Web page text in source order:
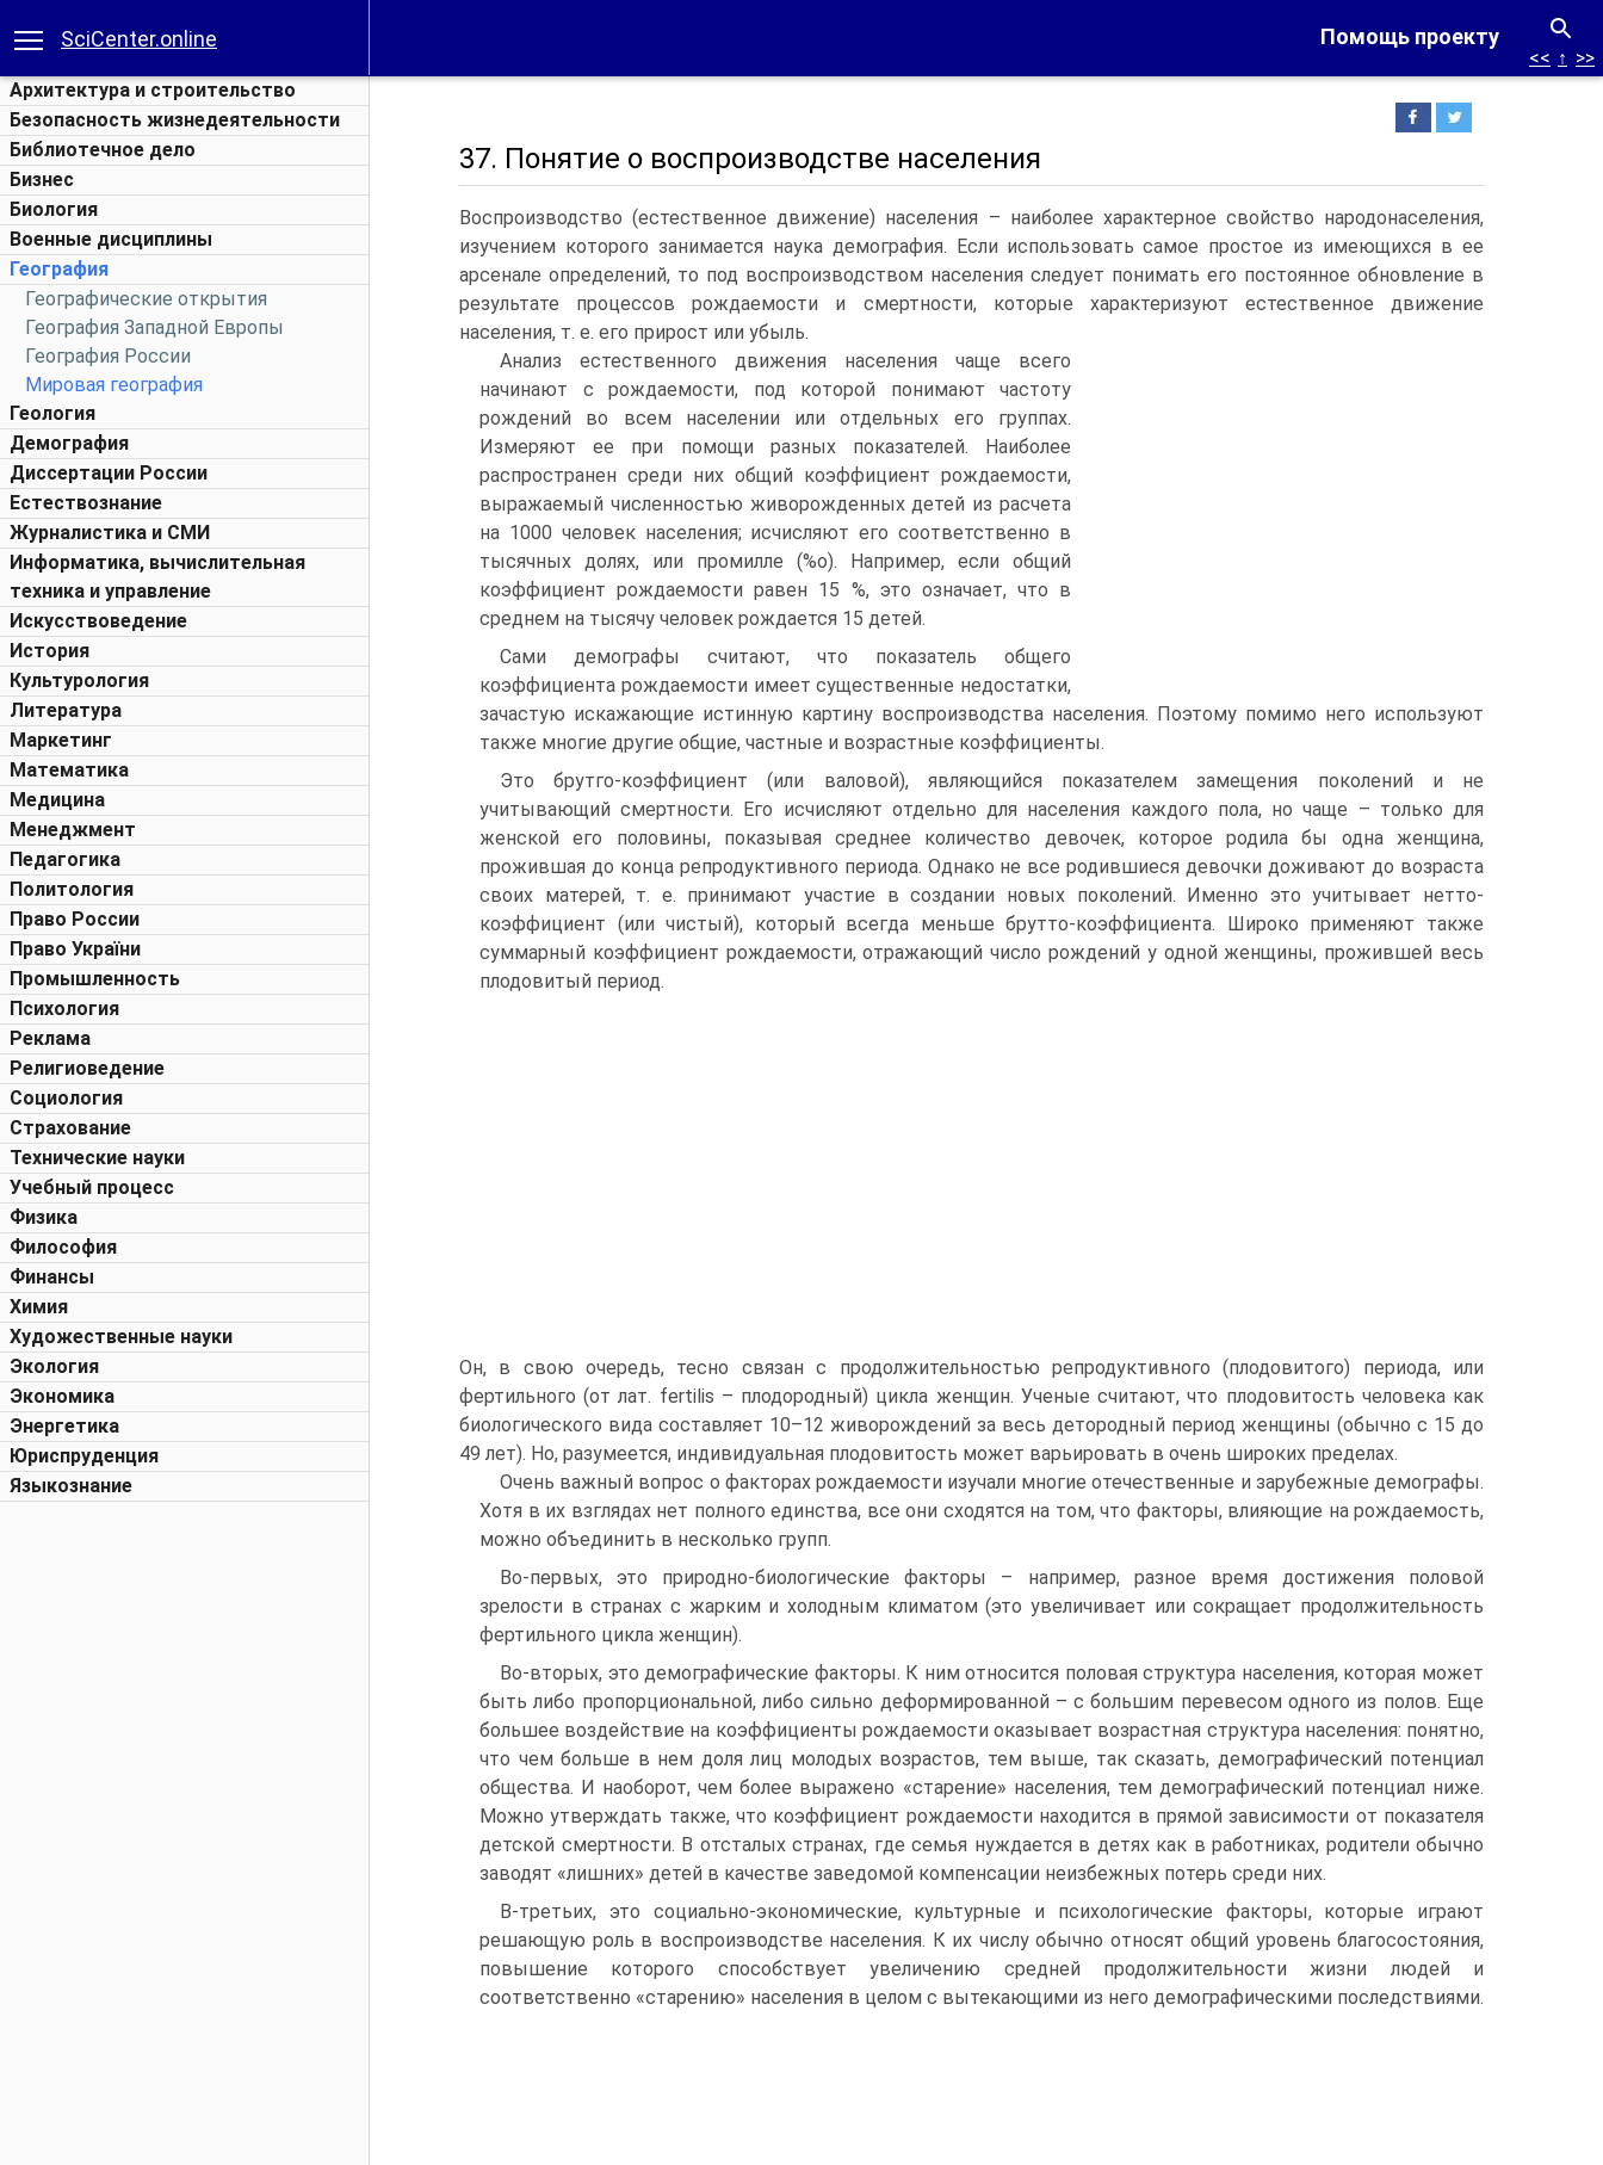
Помощь проекту
SciCenter.online
Архитектура и строительство
Безопасность жизнедеятельности
Библиотечное дело
Бизнес
Биология
Военные дисциплины
География
Географические открытия
География Западной Европы
География России
Мировая география
Геология
Демография
Диссертации России
Естествознание
Журналистика и СМИ
Информатика, вычислительная
техника и управление
Искусствоведение
История
Культурология
Литература
Маркетинг
Математика
Медицина
Менеджмент
Педагогика
Политология
Право России
Право України
Промышленность
Психология
Реклама
Религиоведение
Социология
Страхование
Технические науки
Учебный процесс
Физика
Философия
Финансы
Химия
Художественные науки
Экология
Экономика
Энергетика
Юриспруденция
Языкознание
<< ↑ >>
37. Понятие о воспроизводстве населения
Воспроизводство (естественное движение) населения – наиболее характерное свойство народонаселения,
изучением которого занимается наука демография. Если использовать самое простое из имеющихся в ее
арсенале определений, то под воспроизводством населения следует понимать его постоянное обновление в
результате процессов рождаемости и смертности, которые характеризуют естественное движение
населения, т. е. его прирост или убыль.
Анализ естественного движения населения чаще всего
начинают с рождаемости, под которой понимают частоту
рождений во всем населении или отдельных его группах.
Измеряют ее при помощи разных показателей. Наиболее
распространен среди них общий коэффициент рождаемости,
выражаемый численностью живорожденных детей из расчета
на 1000 человек населения; исчисляют его соответственно в
тысячных долях, или промилле (%о). Например, если общий
коэффициент рождаемости равен 15 %, это означает, что в
среднем на тысячу человек рождается 15 детей.
Сами демографы считают, что показатель общего
коэффициента рождаемости имеет существенные недостатки,
зачастую искажающие истинную картину воспроизводства населения. Поэтому помимо него используют
также многие другие общие, частные и возрастные коэффициенты.
Это брутго-коэффициент (или валовой), являющийся показателем замещения поколений и не
учитывающий смертности. Его исчисляют отдельно для населения каждого пола, но чаще – только для
женской его половины, показывая среднее количество девочек, которое родила бы одна женщина,
прожившая до конца репродуктивного периода. Однако не все родившиеся девочки доживают до возраста
своих матерей, т. е. принимают участие в создании новых поколений. Именно это учитывает нетто-
коэффициент (или чистый), который всегда меньше брутто-коэффициента. Широко применяют также
суммарный коэффициент рождаемости, отражающий число рождений у одной женщины, прожившей весь
плодовитый период.
Он, в свою очередь, тесно связан с продолжительностью репродуктивного (плодовитого) периода, или
фертильного (от лат. fertilis – плодородный) цикла женщин. Ученые считают, что плодовитость человека как
биологического вида составляет 10–12 живорождений за весь детородный период женщины (обычно с 15 до
49 лет). Но, разумеется, индивидуальная плодовитость может варьировать в очень широких пределах.
Очень важный вопрос о факторах рождаемости изучали многие отечественные и зарубежные демографы.
Хотя в их взглядах нет полного единства, все они сходятся на том, что факторы, влияющие на рождаемость,
можно объединить в несколько групп.
Во-первых, это природно-биологические факторы – например, разное время достижения половой
зрелости в странах с жарким и холодным климатом (это увеличивает или сокращает продолжительность
фертильного цикла женщин).
Во-вторых, это демографические факторы. К ним относится половая структура населения, которая может
быть либо пропорциональной, либо сильно деформированной – с большим перевесом одного из полов. Еще
большее воздействие на коэффициенты рождаемости оказывает возрастная структура населения: понятно,
что чем больше в нем доля лиц молодых возрастов, тем выше, так сказать, демографический потенциал
общества. И наоборот, чем более выражено «старение» населения, тем демографический потенциал ниже.
Можно утверждать также, что коэффициент рождаемости находится в прямой зависимости от показателя
детской смертности. В отсталых странах, где семья нуждается в детях как в работниках, родители обычно
заводят «лишних» детей в качестве заведомой компенсации неизбежных потерь среди них.
В-третьих, это социально-экономические, культурные и психологические факторы, которые играют
решающую роль в воспроизводстве населения. К их числу обычно относят общий уровень благосостояния,
повышение которого способствует увеличению средней продолжительности жизни людей и
соответственно «старению» населения в целом с вытекающими из него демографическими последствиями.